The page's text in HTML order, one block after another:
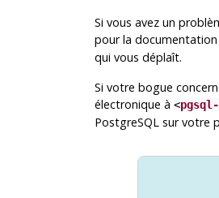
Si vous avez un
pour la documentation
qui vous déplaît.
Si votre bogue
électronique à <
PostgreSQL sur votre